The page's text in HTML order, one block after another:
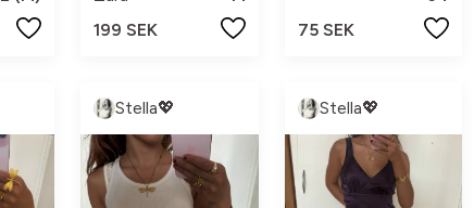
199 SEK
75 SEK
Stella💖 Stella💖